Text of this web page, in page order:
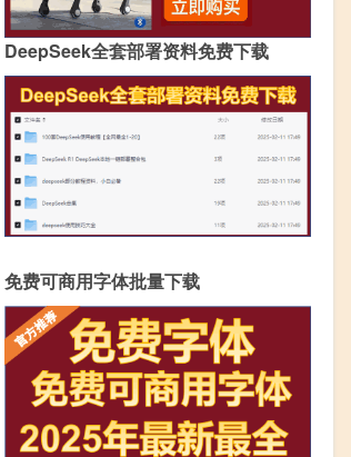
DeepSeek全套部署资料免费下载
免费可商用字体批量下载